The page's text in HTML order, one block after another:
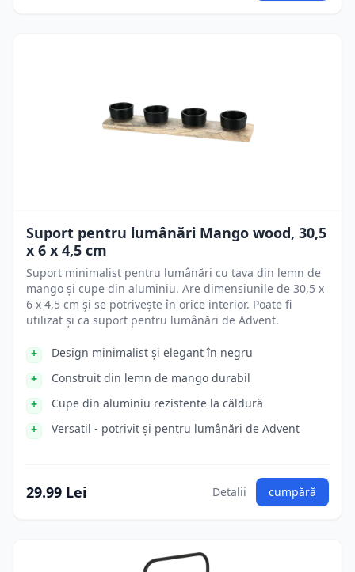
Suport pentru lumânări Mango wood, 30,5
x 6 x 4,5 cm
Suport minimalist pentru lumânări cu tava din lemn de
mango și cupe din aluminiu. Are dimensiunile de 30,5 x
6 x 4,5 cm și se potrivește în orice interior. Poate fi
utilizat și ca suport pentru lumânări de Advent.
Design minimalist și elegant în negru
Construit din lemn de mango durabil
Cupe din aluminiu rezistente la căldură
Versatil - potrivit și pentru lumânări de Advent
29.99 Lei Detalii cumpără